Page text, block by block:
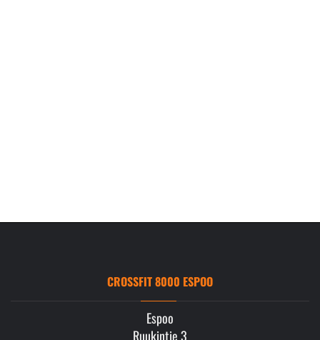
CROSSFIT 8000 ESPOO
Espoo
Ruukintie 3